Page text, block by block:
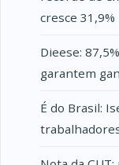
cresce 31,9%
Dieese:
garantem
É do Brasil: